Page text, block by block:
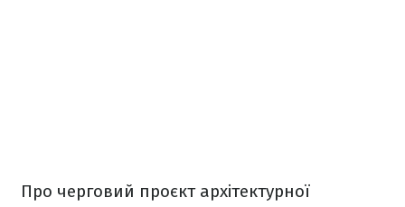
Про черговий проєкт архітектурної